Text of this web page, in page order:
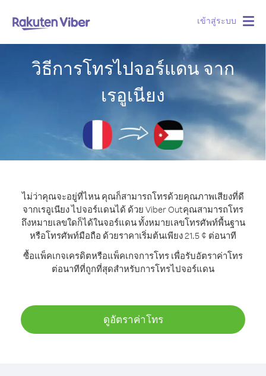
เข้าสู่ระบบ
วิธีการโทรไปจอร์แดน จาก
เรอูเนียง
ไม่ว่าคุณจะอยู่ที่ไหน คุณก็สามารถโทรด้วยคุณภาพเสียงที่ดี
จากเรอูเนียง ไปจอร์แดนได้ ด้วย Viber Outคุณสามารถโทร
ถึงหมายเลขใดก็ได้ในจอร์แดน ทั้งหมายเลขโทรศัพท์พื้นฐาน
หรือโทรศัพท์มือถือ ด้วยราคาเริ่มต้นเพียง 21.5 ¢ ต่อนาที
ซื้อแพ็คเกจเครดิตหรือแพ็คเกจการโทร เพื่อรับอัตราค่าโทร
ต่อนาทีที่ถูกที่สุดสำหรับการโทรไปจอร์แดน
ดูอัตราค่าโทร